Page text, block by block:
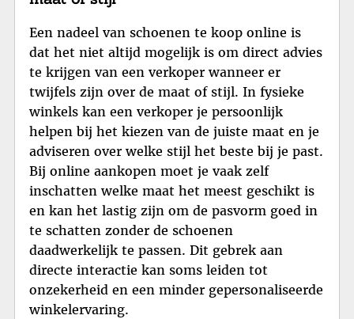
Een nadeel van schoenen te koop online is
dat het niet altijd mogelijk is om direct advies
te krijgen van een verkoper wanneer er
twijfels zijn over de maat of stijl. In fysieke
winkels kan een verkoper je persoonlijk
helpen bij het kiezen van de juiste maat en je
adviseren over welke stijl het beste bij je past.
Bij online aankopen moet je vaak zelf
inschatten welke maat het meest geschikt is
en kan het lastig zijn om de pasvorm goed in
te schatten zonder de schoenen
daadwerkelijk te passen. Dit gebrek aan
directe interactie kan soms leiden tot
onzekerheid en een minder gepersonaliseerde
winkelervaring.